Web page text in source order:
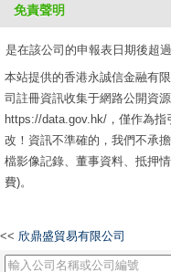
是在該公司的申報表日期後超
免責聲明
本站提供的香港永誠信金融有
司註冊資訊收集于網路公開資源
https://data.gov.hk/，僅作為
改！資訊不準確的，我們不承
檔影像記錄、董事資料、抵押
費)。
<< 欣鼎盛貿易有限公司